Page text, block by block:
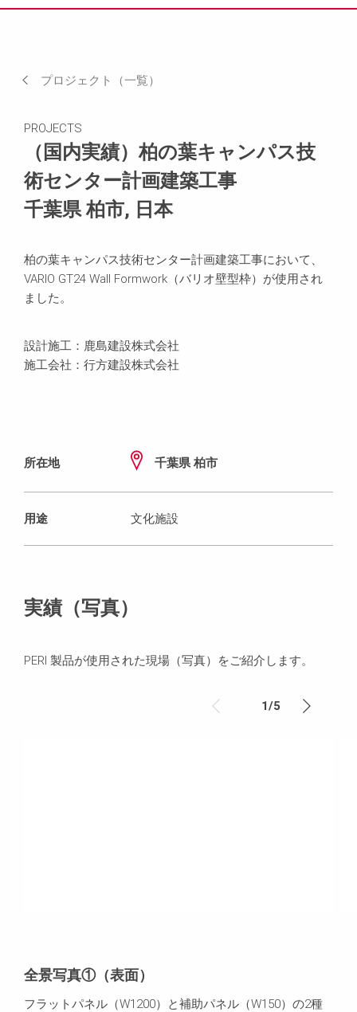
関連製品
お問い合わせ
場所
プロジェクト（一覧）
PROJECTS
（国内実績）柏の葉キャンパス技
術センター計画建築工事
千葉県 柏市, 日本
柏の葉キャンパス技術センター計画建築工事において、
VARIO GT24 Wall Formwork（バリオ壁型枠）が使用され
ました。
設計施工：鹿島建設株式会社
施工会社：行方建設株式会社
所在地 千葉県 柏市
用途 文化施設
実績（写真）
PERI 製品が使用された現場（写真）をご紹介します。
1/5
全景写真①（表面）
フラットパネル（W1200）と補助パネル（W150）の2種